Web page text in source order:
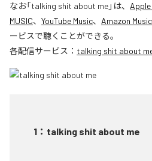
なお「talking shit about me」は、
MUSIC、 YouTube Music、 Amazon
ービスで聴くことができる。
各配信サービス： talking shit about
1 ： talking shit about me